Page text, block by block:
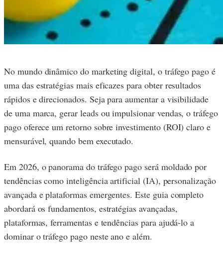
No mundo dinâmico do marketing digital, o tráfego pago é
uma das estratégias mais eficazes para obter resultados
rápidos e direcionados. Seja para aumentar a visibilidade
de uma marca, gerar leads ou impulsionar vendas, o tráfego
pago oferece um retorno sobre investimento (ROI) claro e
mensurável, quando bem executado.
Em 2026, o panorama do tráfego pago será moldado por
tendências como inteligência artificial (IA), personalização
avançada e plataformas emergentes. Este guia completo
abordará os fundamentos, estratégias avançadas,
plataformas, ferramentas e tendências para ajudá-lo a
dominar o tráfego pago neste ano e além.